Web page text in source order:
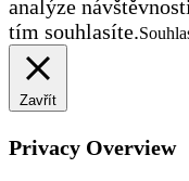
analýze
tím souhlasíte.
Zavřít
Privacy Overview